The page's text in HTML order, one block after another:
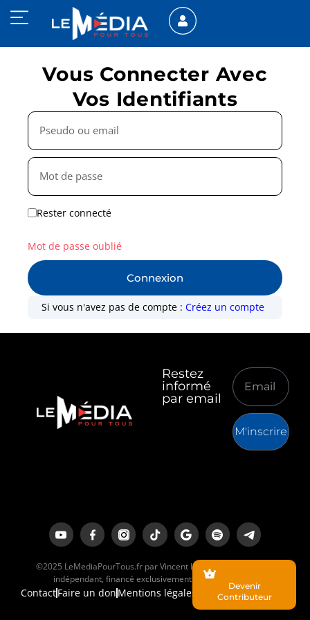
Vous Connecter Avec
Vos Identifiants
Rester connecté
Connexion
Mot de passe oublié
Si vous n'avez pas de compte :Créez un compte
Restez
informé
par email
M'inscrire
©2025 LeMediaPourTous.fr par Vincent Lapierre est un média
indépendant, financé exclusivement par ses lecteurs.
ContactFaire un don Mentions légales
Devenir
Contributeur